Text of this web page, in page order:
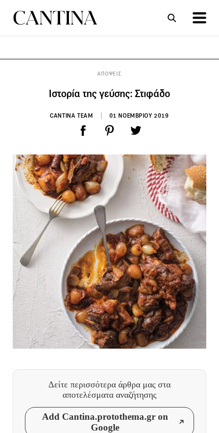
ΑΠΟΨΕΙΣ
Ιστορία της γεύσης: Στιφάδο
CANTINA TEAM 01 ΝΟΕΜΒΡΙΟΥ 2019
Δείτε περισσότερα άρθρα μας στα
αποτελέσματα αναζήτησης
Add Cantina.protothema.gr on
Google